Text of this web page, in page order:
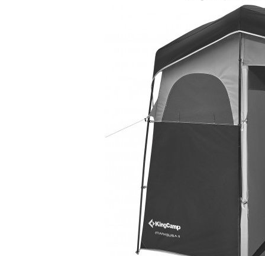
21 500 руб